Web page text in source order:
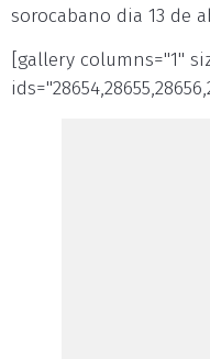
sorocabano dia 13 de
[gallery columns="1"